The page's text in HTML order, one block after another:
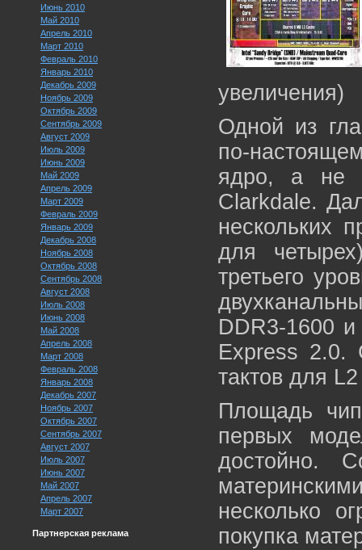
Июнь 2010
Май 2010
Апрель 2010
Март 2010
Февраль 2010
Январь 2010
Декабрь 2009
Ноябрь 2009
Октябрь 2009
Сентябрь 2009
Август 2009
Июль 2009
Июнь 2009
Май 2009
Апрель 2009
Март 2009
Февраль 2009
Январь 2009
Декабрь 2008
Ноябрь 2008
Октябрь 2008
Сентябрь 2008
Август 2008
Июль 2008
Июнь 2008
Май 2008
Апрель 2008
Март 2008
Февраль 2008
Январь 2008
Декабрь 2007
Ноябрь 2007
Октябрь 2007
Сентябрь 2007
Август 2007
Июль 2007
Июнь 2007
Май 2007
Апрель 2007
Март 2007
Партнерская реклама
увеличения)
Одной из
по-
ядро, а не
Clarkdale.
нескольких
для
третьего
DDR3-1600
Express 2.0.
тактов для
Площадь
первых
достойно.
несколько
покупка